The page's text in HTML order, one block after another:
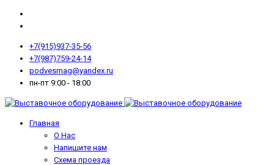
+7(915)937-35-56
+7(987)759-24-14
podvesmag@yandex.ru
пн-пт 9:00 - 18:00
Главная
О Нас
Напишите нам
Схема проезда